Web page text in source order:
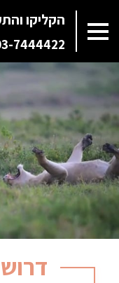
הקליקו
7444422